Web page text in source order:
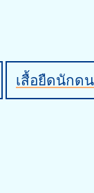
เสื้อยืดนักด